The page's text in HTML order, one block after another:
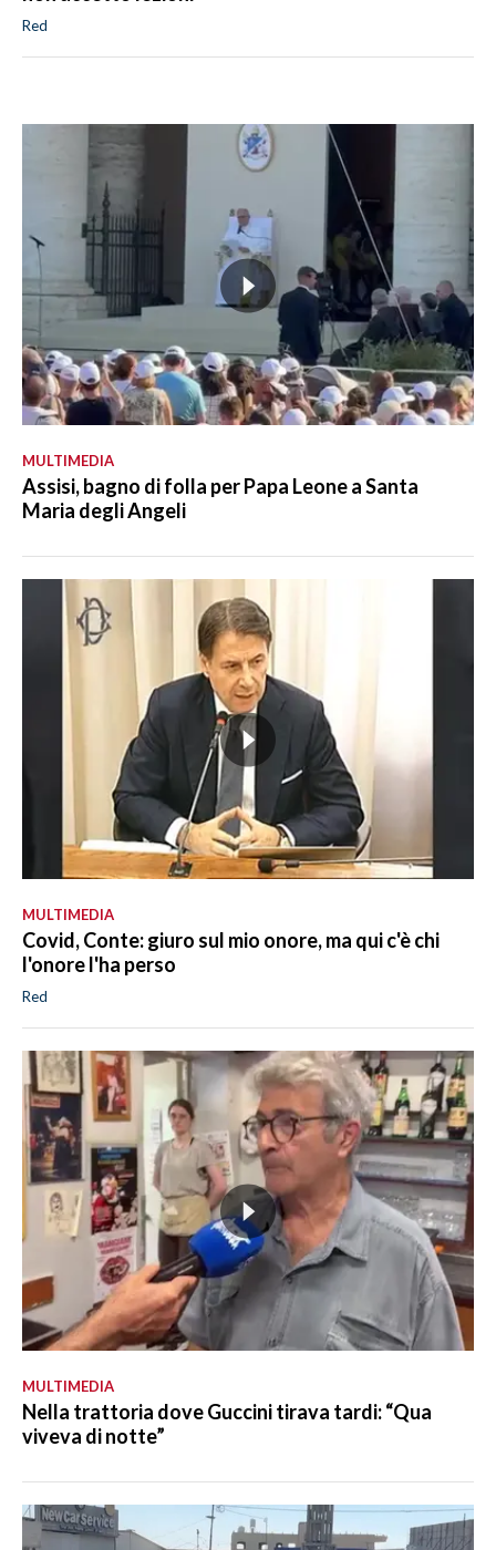
Red
MULTIMEDIA
Assisi, bagno di folla per Papa Leone a Santa
Maria degli Angeli
MULTIMEDIA
Covid, Conte: giuro sul mio onore, ma qui c'è chi
l'onore l'ha perso
Red
MULTIMEDIA
Nella trattoria dove Guccini tirava tardi: “Qua
viveva di notte”